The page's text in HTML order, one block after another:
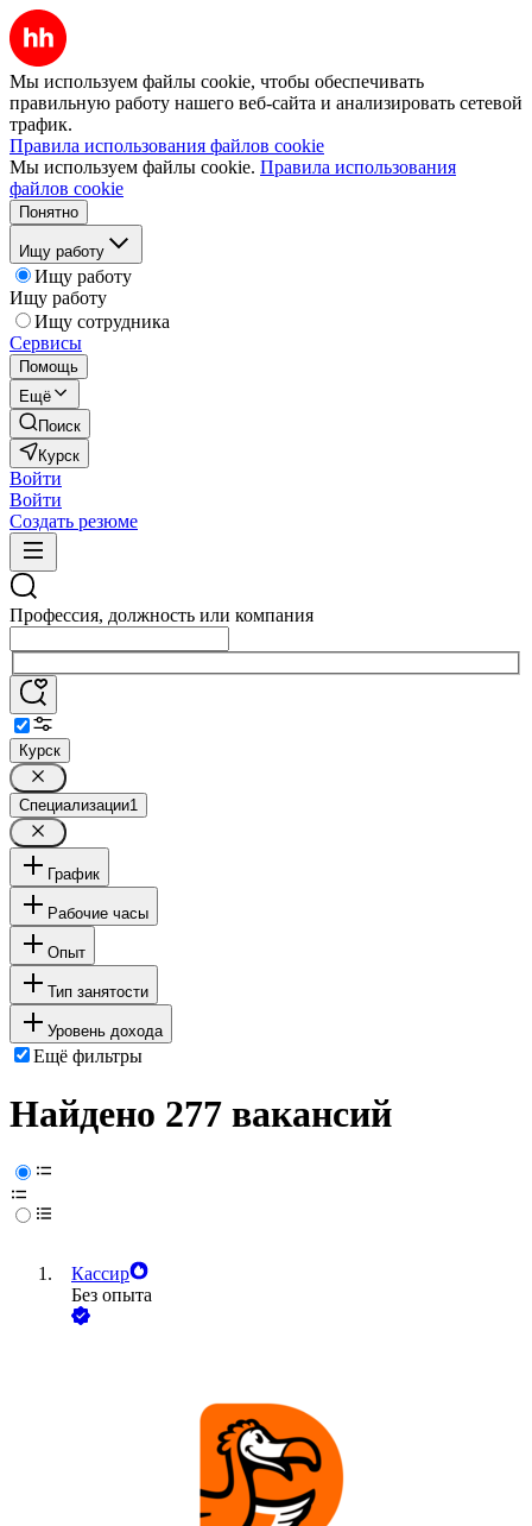
Мы используем файлы cookie, чтобы обеспечивать
правильную работу нашего веб-сайта и анализировать сетевой
трафик.
Правила использования файлов cookie
Мы используем файлы cookie. Правила использования
файлов cookie
Понятно
Ищу работу
Ищу работу
Ищу работу
Ищу сотрудника
Сервисы
Помощь
Ещё
Поиск
Курск
Войти
Войти
Создать резюме
Профессия, должность или компания
Курск
Специализации1
График
Рабочие часы
Опыт
Тип занятости
Уровень дохода
Ещё фильтры
Найдено 277 вакансий
Кассир
Без опыта